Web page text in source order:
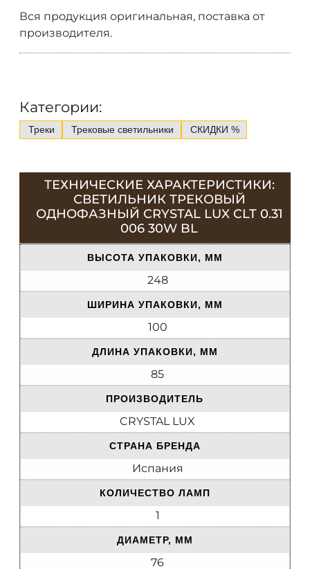
Вся продукция оригинальная, поставка от
производителя.
Категории:
Треки Трековые светильники СКИДКИ %
ТЕХНИЧЕСКИЕ ХАРАКТЕРИСТИКИ:
СВЕТИЛЬНИК ТРЕКОВЫЙ
ОДНОФАЗНЫЙ CRYSTAL LUX CLT 0.31
006 30W BL
ВЫСОТА УПАКОВКИ, ММ
248
ШИРИНА УПАКОВКИ, ММ
100
ДЛИНА УПАКОВКИ, ММ
85
ПРОИЗВОДИТЕЛЬ
CRYSTAL LUX
СТРАНА БРЕНДА
Испания
КОЛИЧЕСТВО ЛАМП
1
ДИАМЕТР, ММ
76